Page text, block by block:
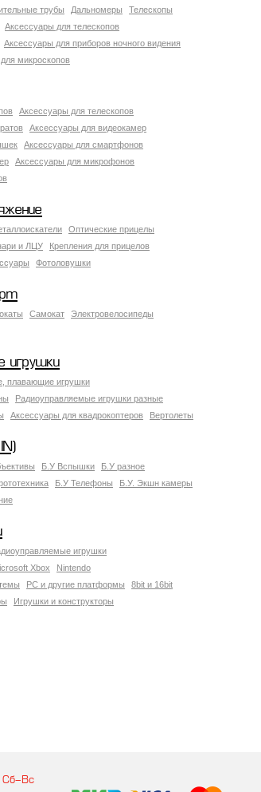
трубы Дальномеры
Телескопы
Аксессуары для телескопов
Аксессуары для приборов ночного видения
микроскопов
Аксессуары для телескопов
Аксессуары для видеокамер
Аксессуары для смартфонов
Аксессуары для микрофонов
Оптические прицелы
и ЛЦУ
Крепления для прицелов
Фотоловушки
Самокат
Электровелосипеды
игрушки
плавающие игрушки
Радиоуправляемые игрушки разные
Аксессуары для квадрокоптеров Вертолеты
Б.У Вспышки
Б.У разное
Б.У Телефоны
Б.У. Экшн камеры
игрушки
Xbox
Nintendo
PC и другие платформы
8bit и 16bit
Игрушки и конструкторы
Сб-Вс